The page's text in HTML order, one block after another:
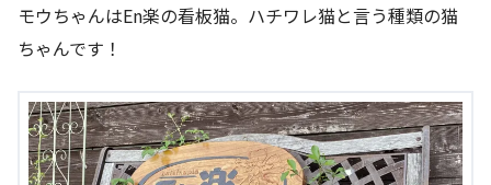
モウちゃんはEn楽の看板猫。ハチワレ猫と言う種類の猫
ちゃんです！